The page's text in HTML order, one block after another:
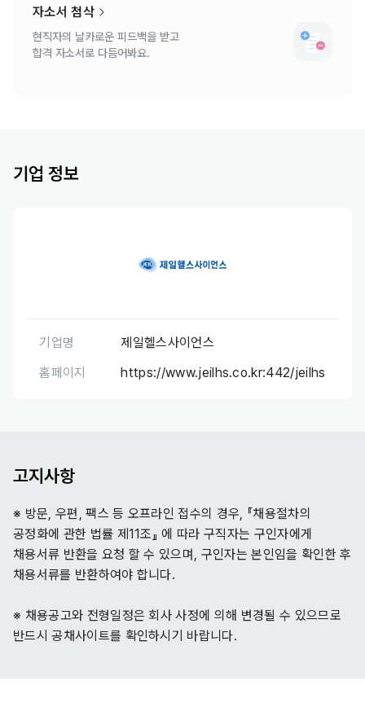
자소서 첨삭
현직자의 날카로운 피드백을 받고
합격 자소서로 다듬어봐요.
기업 정보
기업명
제일헬스사이언스
홈페이지
https://www.jeilhs.co.kr:442/jeilhs
고지사항
※ 방문, 우편, 팩스 등 오프라인 접수의 경우, 『채용절차의
공정화에 관한 법률 제11조』 에 따라 구직자는 구인자에게
채용서류 반환을 요청 할 수 있으며, 구인자는 본인임을 확인한 후
채용서류를 반환하여야 합니다.
※ 채용공고와 전형일정은 회사 사정에 의해 변경될 수 있으므로
반드시 공채사이트를 확인하시기 바랍니다.